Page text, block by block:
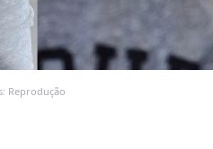
Reprodução